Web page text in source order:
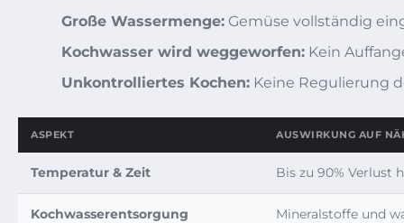
Große Wassermenge: Gemüse vollständig
Kochwasser wird weggeworfen: Kein
Unkontrolliertes Kochen: Keine Regulierung
ASPEKT AUSWIRKUNG AUF
Temperatur & Zeit Bis zu 90% Verlust
Kochwasserentsorgung Mineralstoffe und